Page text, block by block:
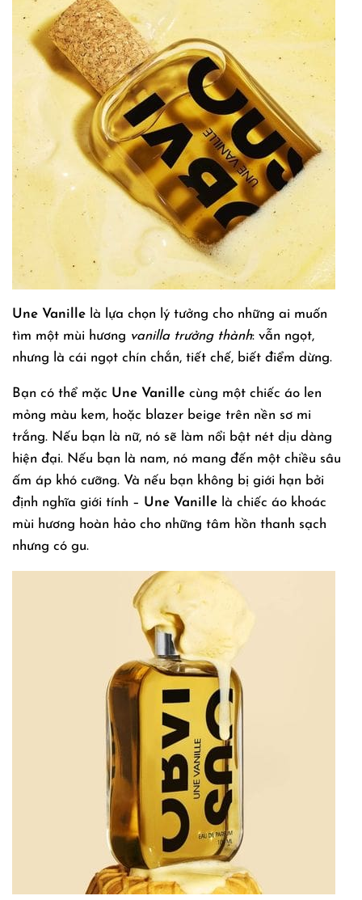
Une Vanille là lựa chọn lý tưởng cho những ai muốn
tìm một mùi hương vanilla trưởng thành: vẫn ngọt,
nhưng là cái ngọt chín chắn, tiết chế, biết điểm dừng.
Bạn có thể mặc Une Vanille cùng một chiếc áo len
mỏng màu kem, hoặc blazer beige trên nền sơ mi
trắng. Nếu bạn là nữ, nó sẽ làm nổi bật nét dịu dàng
hiện đại. Nếu bạn là nam, nó mang đến một chiều sâu
ấm áp khó cưỡng. Và nếu bạn không bị giới hạn bởi
định nghĩa giới tính – Une Vanille là chiếc áo khoác
mùi hương hoàn hảo cho những tâm hồn thanh sạch
nhưng có gu.